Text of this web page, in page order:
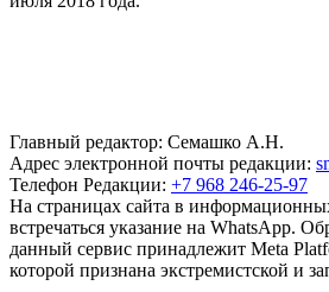
Главный редактор: Семашко А.Н.
Адрес электронной почты редакции:
Телефон Редакции: +7 968 246-25-97
На страницах сайта в
встречаться указание на WhatsApp.
данный сервис принадлежит Meta
которой признана экстремистской и